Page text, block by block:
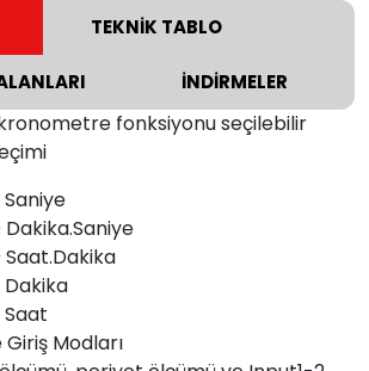
TEKNİK TABLO
İNDİRMELER
fonksiyonu seçilebilir
Modları